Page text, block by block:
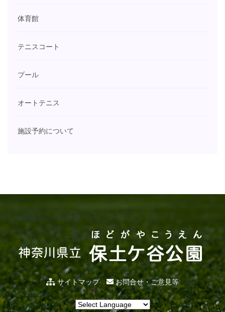
体育館
テニスコート
プール
オートテニス
施設予約について
サイトマップ お問合せ・ご意見等